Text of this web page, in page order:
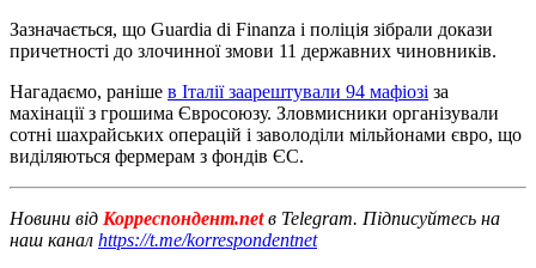
Зазначається, що Guardia di Finanza і поліція зібрали докази
причетності до злочинної змови 11 державних чиновників.
Нагадаємо, раніше в Італії заарештували 94 мафіозі за
махінації з грошима Євросоюзу. Зловмисники організували
сотні шахрайських операцій і заволоділи мільйонами євро, що
виділяються фермерам з фондів ЄС.
Новини від Корреспондент.netв Telegram. Підписуйтесь на
наш канал https://t.me/korrespondentnet